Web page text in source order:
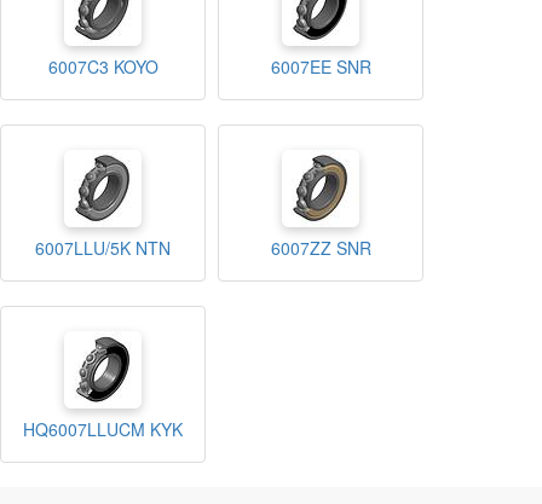
6007C3 KOYO 6007EE SNR
6007LLU/5K NTN 6007ZZ SNR
HQ6007LLUCM KYK